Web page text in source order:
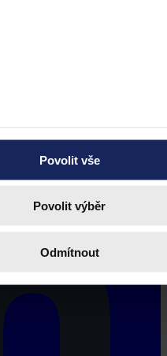
Povolit vše
Povolit výběr
Odmítnout